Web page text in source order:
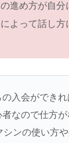
進め方が自分
よって話し方
入会ができ
なので仕方
シンの使い方